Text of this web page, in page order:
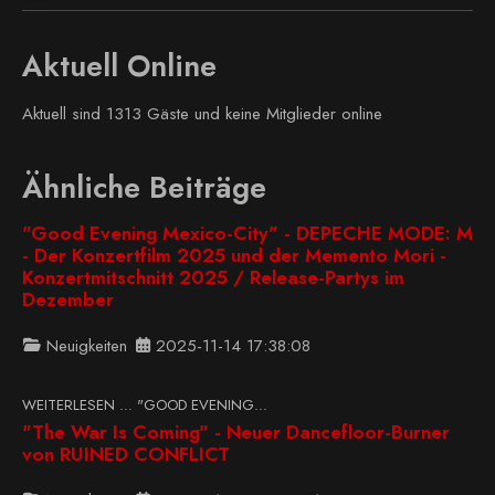
Aktuell Online
Aktuell sind 1313 Gäste und keine Mitglieder online
Ähnliche Beiträge
"Good Evening Mexico-City" - DEPECHE MODE: M
- Der Konzertfilm 2025 und der Memento Mori -
Konzertmitschnitt 2025 / Release-Partys im
Dezember
Neuigkeiten 2025-11-14 17:38:08
WEITERLESEN … "GOOD EVENING...
"The War Is Coming" - Neuer Dancefloor-Burner
von RUINED CONFLICT